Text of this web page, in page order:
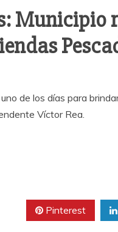
Municipio
de los días para
Víctor Rea.
Pinterest